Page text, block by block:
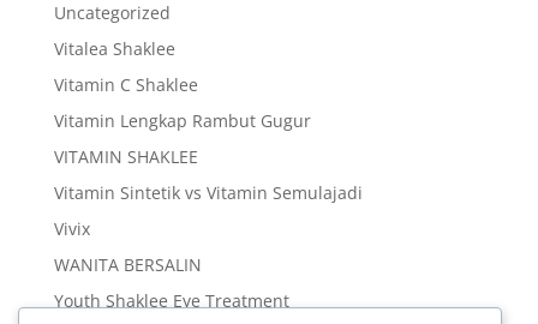
Uncategorized
Vitalea Shaklee
Vitamin C Shaklee
Vitamin Lengkap Rambut Gugur
VITAMIN SHAKLEE
Vitamin Sintetik vs Vitamin Semulajadi
Vivix
WANITA BERSALIN
Youth Shaklee Eye Treatment